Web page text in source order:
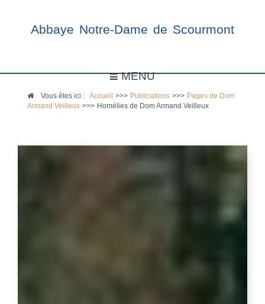
Abbaye Notre-Dame de Scourmont
MENU
Vous êtes ici :Accueil >>> Publications >>> Pages de Dom
Armand Veilleux >>> Homélies de Dom Armand Veilleux